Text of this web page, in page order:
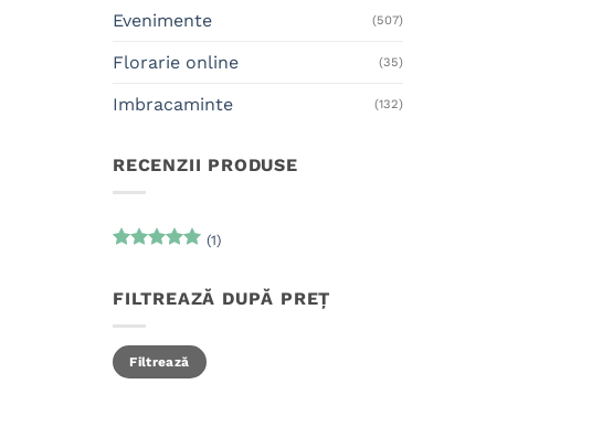
Evenimente (507)
Florarie online (35)
Imbracaminte (132)
RECENZII PRODUSE
(1)
FILTREAZĂ DUPĂ PREȚ
Preț
minim
Preț
maxim
Filtrează